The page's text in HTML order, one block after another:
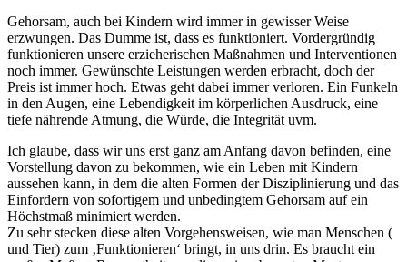
Gehorsam, auch bei Kindern wird immer in gewisser Weise
erzwungen. Das Dumme ist, dass es funktioniert. Vordergründig
funktionieren unsere erzieherischen Maßnahmen und Interventionen
noch immer. Gewünschte Leistungen werden erbracht, doch der
Preis ist immer hoch. Etwas geht dabei immer verloren. Ein Funkeln
in den Augen, eine Lebendigkeit im körperlichen Ausdruck, eine
tiefe nährende Atmung, die Würde, die Integrität uvm.
Ich glaube, dass wir uns erst ganz am Anfang davon befinden, eine
Vorstellung davon zu bekommen, wie ein Leben mit Kindern
aussehen kann, in dem die alten Formen der Disziplinierung und das
Einfordern von sofortigem und unbedingtem Gehorsam auf ein
Höchstmaß minimiert werden.
Zu sehr stecken diese alten Vorgehensweisen, wie man Menschen (
und Tier) zum ‚Funktionieren‘ bringt, in uns drin. Es braucht ein